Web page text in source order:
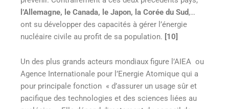
l’Allemagne, le Canada, le Japon, la Corée du Sud,…
ont su développer des capacités à gérer l’énergie
nucléaire civile au profit de sa population. [10]
Un des plus grands acteurs mondiaux figure l’AIEA ou
Agence Internationale pour l’Energie Atomique qui a
pour principale fonction « d’assurer un usage sûr et
pacifique des technologies et des sciences liées au